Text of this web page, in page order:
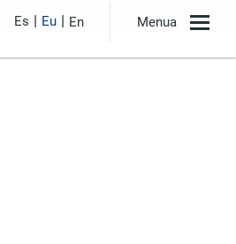
Es Eu En Menua